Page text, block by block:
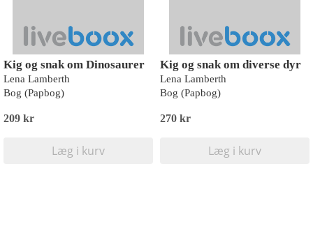
Kig og snak om Dinosaurer
Lena Lamberth
Bog (Papbog)
209 kr
Læg i kurv
Kig og snak om diverse dyr
Lena Lamberth
Bog (Papbog)
270 kr
Læg i kurv